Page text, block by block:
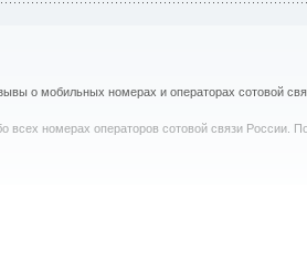
о мобильных номерах и операторах сотовой
всех номерах операторов сотовой связи России.